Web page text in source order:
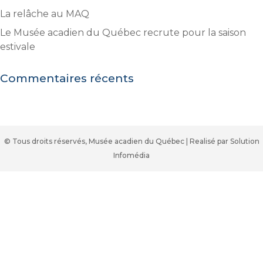
La relâche au MAQ
Le Musée acadien du Québec recrute pour la saison
estivale
Commentaires récents
© Tous droits réservés, Musée acadien du Québec | Realisé par Solution
Infomédia